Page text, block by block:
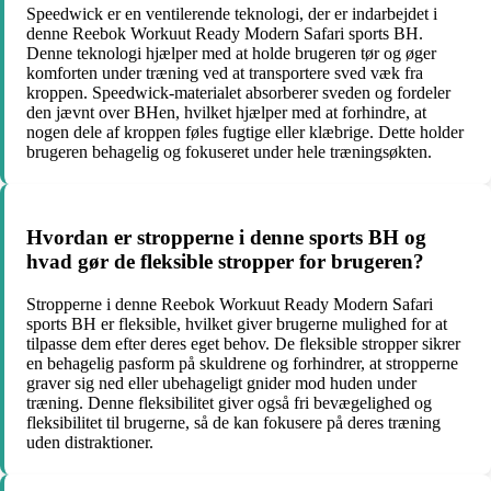
Speedwick er en ventilerende teknologi, der er indarbejdet i
denne Reebok Workuut Ready Modern Safari sports BH.
Denne teknologi hjælper med at holde brugeren tør og øger
komforten under træning ved at transportere sved væk fra
kroppen. Speedwick-materialet absorberer sveden og fordeler
den jævnt over BHen, hvilket hjælper med at forhindre, at
nogen dele af kroppen føles fugtige eller klæbrige. Dette holder
brugeren behagelig og fokuseret under hele træningsøkten.
Hvordan er stropperne i denne sports BH og
hvad gør de fleksible stropper for brugeren?
Stropperne i denne Reebok Workuut Ready Modern Safari
sports BH er fleksible, hvilket giver brugerne mulighed for at
tilpasse dem efter deres eget behov. De fleksible stropper sikrer
en behagelig pasform på skuldrene og forhindrer, at stropperne
graver sig ned eller ubehageligt gnider mod huden under
træning. Denne fleksibilitet giver også fri bevægelighed og
fleksibilitet til brugerne, så de kan fokusere på deres træning
uden distraktioner.